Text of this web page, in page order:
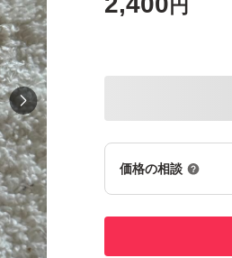
円
価格の相談